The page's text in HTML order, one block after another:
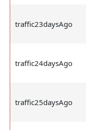
traffic23daysAgo
traffic24daysAgo
traffic25daysAgo